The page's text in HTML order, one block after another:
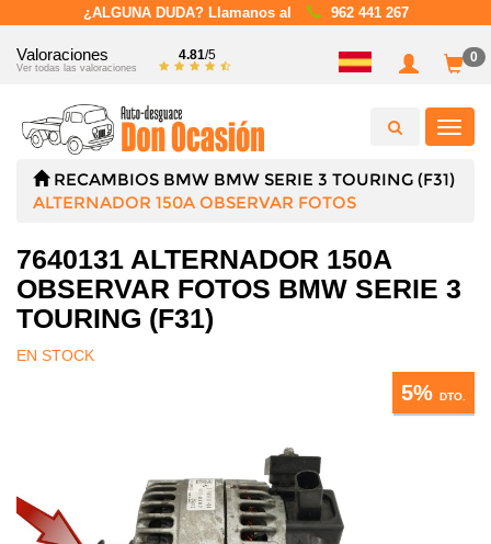
¿ALGUNA DUDA? Llamanos al 962 441 267
Valoraciones
Ver todas las valoraciones
4.81/5 0
RECAMBIOS BMW BMW SERIE 3 TOURING (F31)
ALTERNADOR 150A OBSERVAR FOTOS
7640131 ALTERNADOR 150A
OBSERVAR FOTOS BMW SERIE 3
TOURING (F31)
EN STOCK
5% DTO.